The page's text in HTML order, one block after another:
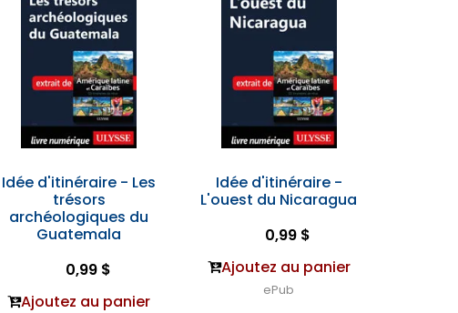
Idée d'itinéraire - Les
trésors
archéologiques du
Guatemala
0,99 $
Ajoutez au panier
Idée d'itinéraire -
L'ouest du Nicaragua
0,99 $
Ajoutez au panier
ePub